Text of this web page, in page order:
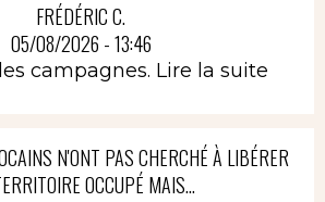
FRÉDÉRIC C.
05/08/2026 - 13:46
campagnes. Lire la suite
N'ONT PAS CHERCHÉ À LIBÉRER
OCCUPÉ MAIS...